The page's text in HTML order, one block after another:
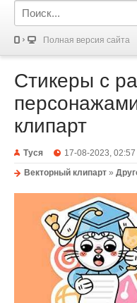
Полная версия сайта
Стикеры с
клипарт
Туся 17-08-2023, 02:57
Векторный клипарт »